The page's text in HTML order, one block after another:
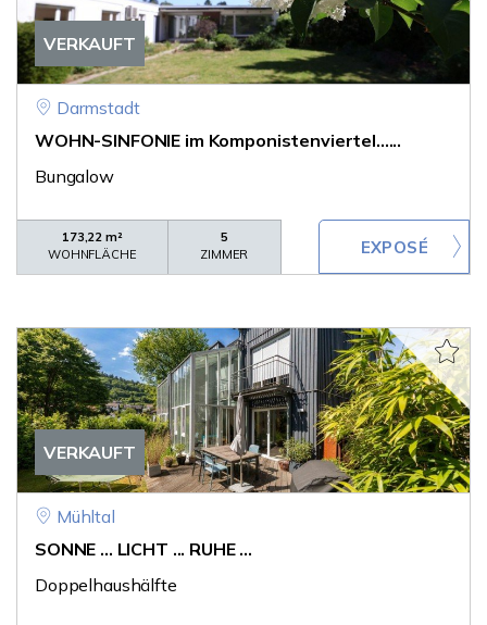
VERKAUFT
Darmstadt
WOHN-SINFONIE im Komponistenviertel......
Bungalow
173,22 m²
WOHNFLÄCHE
5
ZIMMER
VERKAUFT
Mühltal
SONNE ... LICHT ... RUHE ...
Doppelhaushälfte